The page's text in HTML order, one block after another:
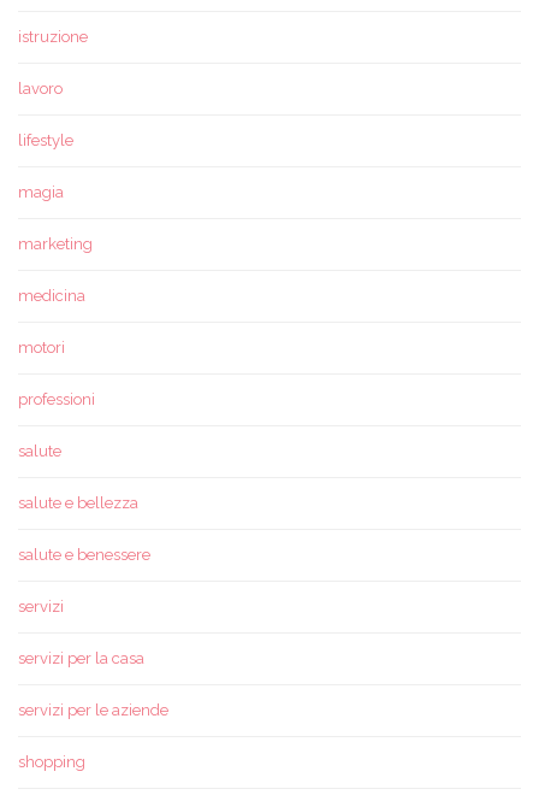
istruzione
lavoro
lifestyle
magia
marketing
medicina
motori
professioni
salute
salute e bellezza
salute e benessere
servizi
servizi per la casa
servizi per le aziende
shopping